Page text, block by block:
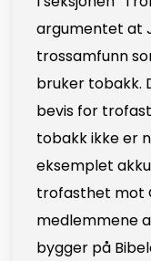
argumentet at
trossamfunn
bruker tobakk.
bevis for
tobakk ikke er
eksemplet
trofasthet mot
medlemmene
bygger på